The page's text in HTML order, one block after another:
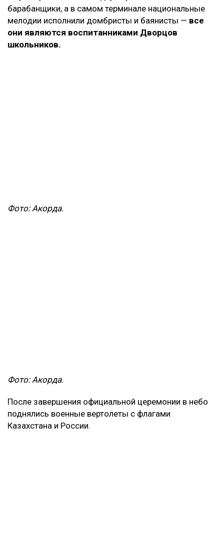
барабанщики, а в самом терминале национальные
мелодии исполнили домбристы и баянисты — все
они являются воспитанниками Дворцов
школьников.
Фото: Акорда.
Фото: Акорда.
После завершения официальной церемонии в небо
поднялись военные вертолеты с флагами
Казахстана и России.